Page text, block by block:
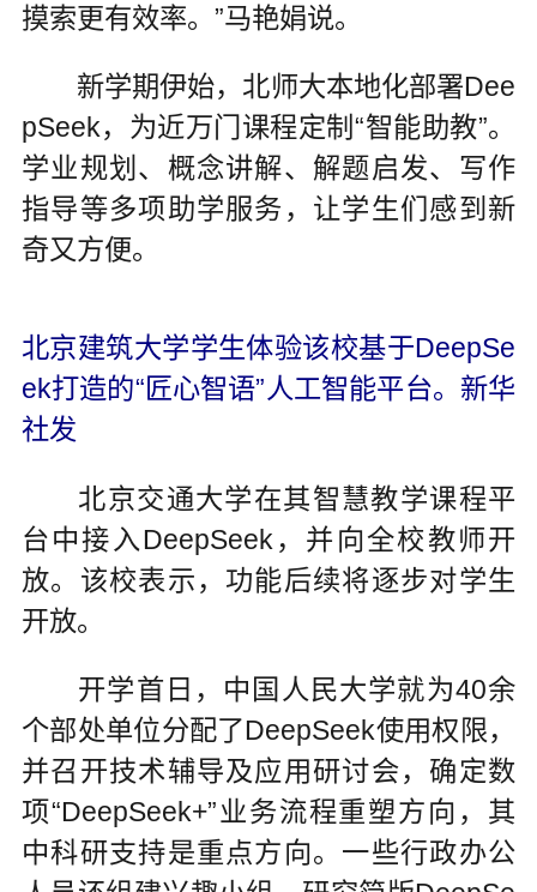
摸索更有效率。”马艳娟说。
新学期伊始，北师大本地化部署Dee
pSeek，为近万门课程定制“智能助教”。
学业规划、概念讲解、解题启发、写作
指导等多项助学服务，让学生们感到新
奇又方便。
北京建筑大学学生体验该校基于DeepSe
ek打造的“匠心智语”人工智能平台。新华
社发
北京交通大学在其智慧教学课程平
台中接入DeepSeek，并向全校教师开
放。该校表示，功能后续将逐步对学生
开放。
开学首日，中国人民大学就为40余
个部处单位分配了DeepSeek使用权限，
并召开技术辅导及应用研讨会，确定数
项“DeepSeek+”业务流程重塑方向，其
中科研支持是重点方向。一些行政办公